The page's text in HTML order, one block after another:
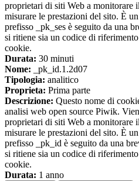
proprietari di siti Web a monitorare
misurare le prestazioni del sito. È
prefisso _pk_ses è seguito da una
si ritiene sia un codice di
cookie.
Durata: 30 minuti
Nome: _pk_id.1.2d07
Tipologia: analitico
Proprieta: Prima parte
Descrizione: Questo nome di
analisi web open source Piwik.
proprietari di siti Web a monitorare
misurare le prestazioni del sito. È
prefisso _pk_id è seguito da una
si ritiene sia un codice di
cookie.
Durata: 1 anno